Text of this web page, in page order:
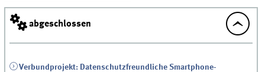
abgeschlossen
Verbundprojekt: Datenschutzfreundliche Smartphone-